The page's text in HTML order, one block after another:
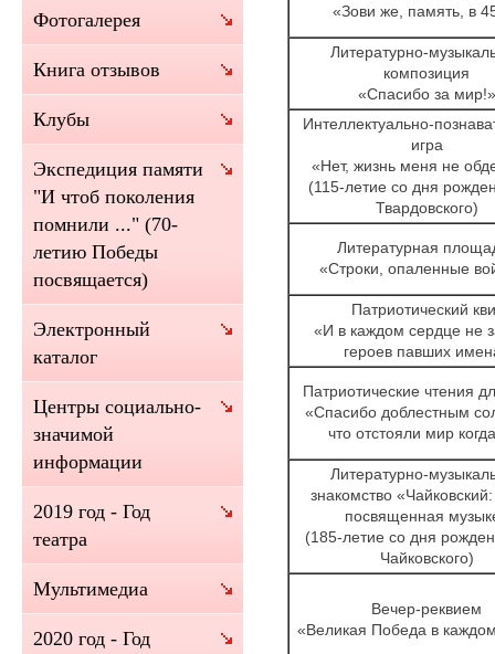
«Зови же, память, в
Литературно-
композиция
«Спасибо за мир!»
Интеллектуально-
игра
«Нет, жизнь меня не
(115-летие со дня
Твардовского)
Литературная
«Строки, опаленные
Патриотический
«И в каждом сердце не
героев павших
Патриотические чтения
«Спасибо доблестным
что отстояли мир
Литературно-
знакомство
посвященная
(185-летие со дня
Чайковского)
Вечер-реквием
«Великая Победа в
Фотогалерея
Книга отзывов
Клубы
Экспедиция памяти
"И чтоб поколения
помнили ..." (70-
летию Победы
посвящается)
Электронный
каталог
Центры социально-
значимой
информации
2019 год - Год
театра
Мультимедиа
2020 год - Год